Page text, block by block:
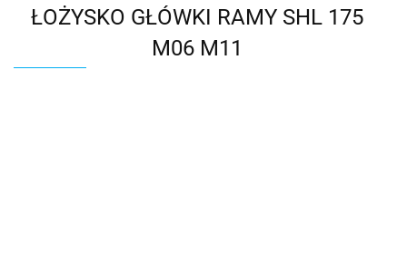
ŁOŻYSKO GŁÓWKI RAMY SHL 175
M06 M11